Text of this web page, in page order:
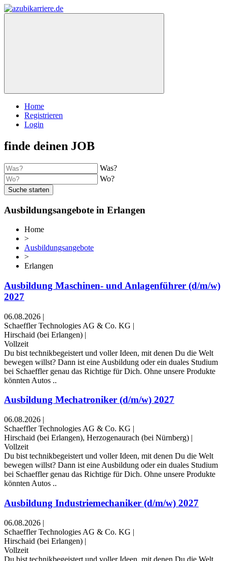
Home
Registrieren
Login
finde deinen JOB
Was?
Wo?
Suche starten
Ausbildungsangebote in Erlangen
Home
>
Ausbildungsangebote
>
Erlangen
Ausbildung Maschinen- und Anlagenführer (d/m/w)
2027
06.08.2026 |
Schaeffler Technologies AG & Co. KG |
Hirschaid (bei Erlangen) |
Vollzeit
Du bist technikbegeistert und voller Ideen, mit denen Du die Welt
bewegen willst? Dann ist eine Ausbildung oder ein duales Studium
bei Schaeffler genau das Richtige für Dich. Ohne unsere Produkte
könnten Autos ..
Ausbildung Mechatroniker (d/m/w) 2027
06.08.2026 |
Schaeffler Technologies AG & Co. KG |
Hirschaid (bei Erlangen), Herzogenaurach (bei Nürnberg) |
Vollzeit
Du bist technikbegeistert und voller Ideen, mit denen Du die Welt
bewegen willst? Dann ist eine Ausbildung oder ein duales Studium
bei Schaeffler genau das Richtige für Dich. Ohne unsere Produkte
könnten Autos ..
Ausbildung Industriemechaniker (d/m/w) 2027
06.08.2026 |
Schaeffler Technologies AG & Co. KG |
Hirschaid (bei Erlangen) |
Vollzeit
Du bist technikbegeistert und voller Ideen, mit denen Du die Welt